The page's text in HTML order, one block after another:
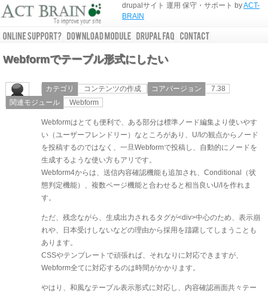
drupalサイト 運用 保守・サポート byACT-
BRAIN
Webformでテーブル形式にしたい
カテゴリ コンテンツの作成 コアバージョン
7.38
関連モジュール
Webform
Webformはとても便利で、ある部分は標準ノード編集より使いやす
い（ユーザーフレンドリー）なところがあり、U/Iの観点からノード
を投稿するのではなく、一旦Webformで投稿し、自動的にノードを
生成するような使い方もアリです。
Webform4からは、送信内容確認機能も追加され、Conditional（状
態判定機能）、複数ページ機能と合わせると相当良いU/Iを作れま
す。
ただ、残念ながら、生成出力されるタグが<div>中心のため、表示崩
れや、日本受けしないなどの理由から採用を躊躇してしまうことも
あります。
CSSやテンプレートで頑張れば、それなりに対応できますが、
Webform全てに対応するのは時間がかかります。
やはり、和風なテーブル表示形式に対応し、内容確認画面共々テー